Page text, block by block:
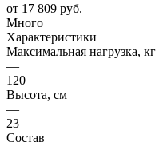
от 17 809 руб.
Много
Характеристики
Максимальная нагрузка, кг
—
120
Высота, см
—
23
Состав